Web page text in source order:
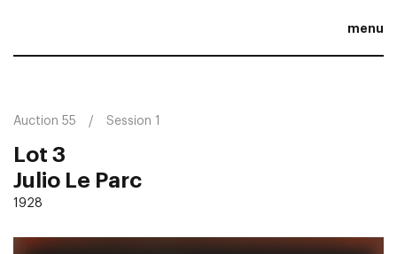
menu
Auction 55 Session 1
Lot 3
Julio Le Parc
1928